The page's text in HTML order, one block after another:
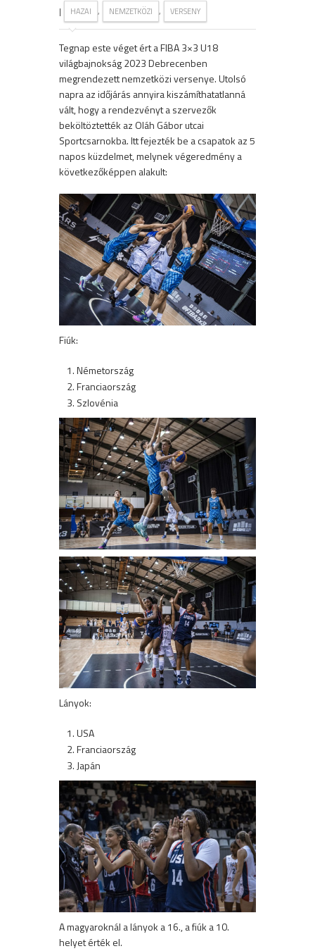
| HAZAI , NEMZETKÖZI , VERSENY
Tegnap este véget ért a FIBA 3×3 U18
világbajnokság 2023 Debrecenben
megrendezett nemzetközi versenye. Utolsó
napra az időjárás annyira kiszámíthatatlanná
vált, hogy a rendezvényt a szervezők
beköltöztették az Oláh Gábor utcai
Sportcsarnokba. Itt fejezték be a csapatok az 5
napos küzdelmet, melynek végeredmény a
következőképpen alakult:
Fiúk:
Németország
Franciaország
Szlovénia
Lányok:
USA
Franciaország
Japán
A magyaroknál a lányok a 16., a fiúk a 10.
helyet érték el.